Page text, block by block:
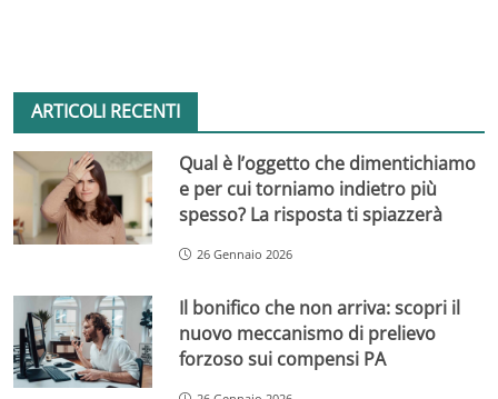
ARTICOLI RECENTI
Qual è l’oggetto che dimentichiamo
e per cui torniamo indietro più
spesso? La risposta ti spiazzerà
26 Gennaio 2026
Il bonifico che non arriva: scopri il
nuovo meccanismo di prelievo
forzoso sui compensi PA